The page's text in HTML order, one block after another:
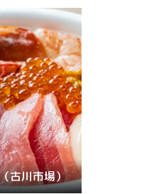
古川市場）